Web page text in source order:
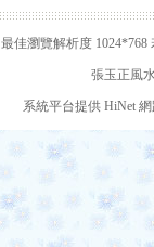
最佳瀏覽解析度
張玉正風
系統平台提供 HiNet